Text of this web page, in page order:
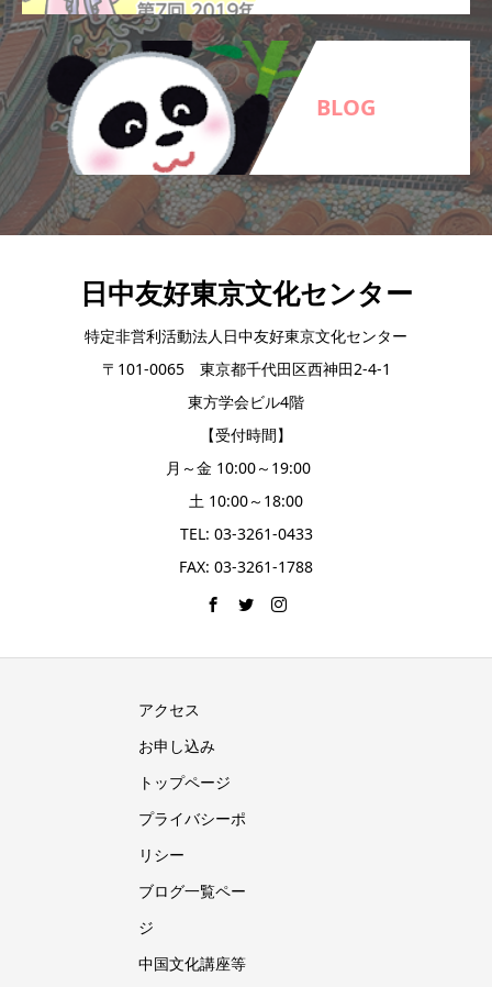
BLOG
日中友好東京文化センター
特定非営利活動法人日中友好東京文化センター
〒101-0065 東京都千代田区西神田2-4-1
東方学会ビル4階
【受付時間】
月～金 10:00～19:00
土 10:00～18:00
TEL: 03-3261-0433
FAX: 03-3261-1788
アクセス
お申し込み
トップページ
プライバシーポ
リシー
ブログ一覧ペー
ジ
中国文化講座等